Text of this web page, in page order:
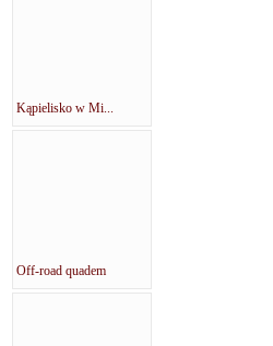
Kąpielisko w Mi...
Off-road quadem